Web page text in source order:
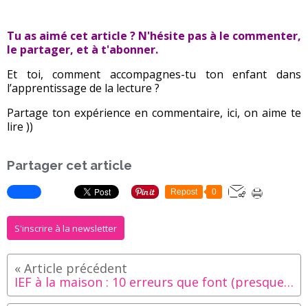
Tu as aimé cet article ? N'hésite pas à le commenter,
le partager, et à t'abonner.
Et toi, comment accompagnes-tu ton enfant dans
l’apprentissage de la lecture ?
Partage ton expérience en commentaire, ici, on aime te
lire ))
Partager cet article
Repost 0
S'inscrire à la newsletter
IEF à la maison : 10 erreurs que font (presque) tous les parents la première année